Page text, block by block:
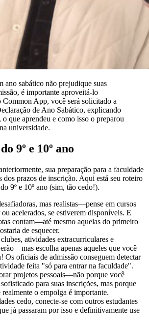
ano sabático não prejudique suas
é importante aproveitá-lo
Common App, você será solicitado a
de Ano Sabático, explicando
o que aprendeu e como isso o preparou
universidade.
9º e 10º ano
sua preparação para a faculdade
dos prazos de inscrição. Aqui está seu roteiro
9º e 10º ano (sim, tão cedo!).
mas realistas—pense em cursos
acelerados, se estiverem disponíveis. E
contam—até mesmo aquelas do primeiro
de esquecer.
atividades extracurriculares e
escolha apenas aqueles que você
Os oficiais de admissão conseguem detectar
feita "só para entrar na faculdade".
projetos pessoais—não porque você
para suas inscrições, mas porque
o empolga é importante.
cedo, conecte-se com outros estudantes
já passaram por isso e definitivamente use